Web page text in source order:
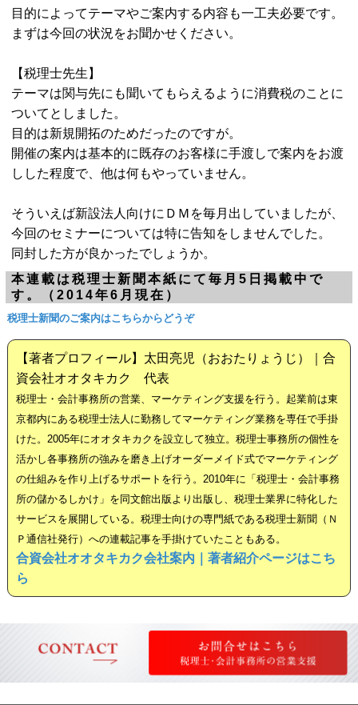
目的によってテーマやご案内する内容も一工夫必要です。
まずは今回の状況をお聞かせください。
【税理士先生】
テーマは関与先にも聞いてもらえるように消費税のことに
ついてとしました。
目的は新規開拓のためだったのですが。
開催の案内は基本的に既存のお客様に手渡しで案内をお渡
しした程度で、他は何もやっていません。
そういえば新設法人向けにＤＭを毎月出していましたが、
今回のセミナーについては特に告知をしませんでした。
同封した方が良かったでしょうか。
本連載は税理士新聞本紙にて毎月5日掲載中で
す。（2014年6月現在）
税理士新聞のご案内はこちらからどうぞ
【著者プロフィール】太田亮児（おおたりょうじ）｜合
資会社オオタキカク 代表
税理士・会計事務所の営業、マーケティング支援を行う。起業前は東
京都内にある税理士法人に勤務してマーケティング業務を専任で手掛
けた。2005年にオオタキカクを設立して独立。税理士事務所の個性を
活かし各事務所の強みを磨き上げオーダーメイド式でマーケティング
の仕組みを作り上げるサポートを行う。2010年に「税理士・会計事務
所の儲かるしかけ」を同文館出版より出版し、税理士業界に特化した
サービスを展開している。税理士向けの専門紙である税理士新聞（Ｎ
Ｐ通信社発行）への連載記事を手掛けていたこともある。
合資会社オオタキカク会社案内｜著者紹介ページはこち
ら